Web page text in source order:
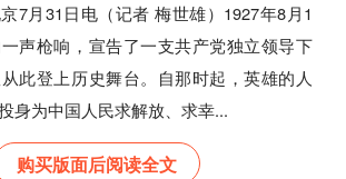
月31日电（记者 梅世雄）1927年8月1
声枪响，宣告了一支共产党独立领导下
此登上历史舞台。自那时起，英雄的人
身为中国人民求解放、求幸...
购买版面后阅读全文